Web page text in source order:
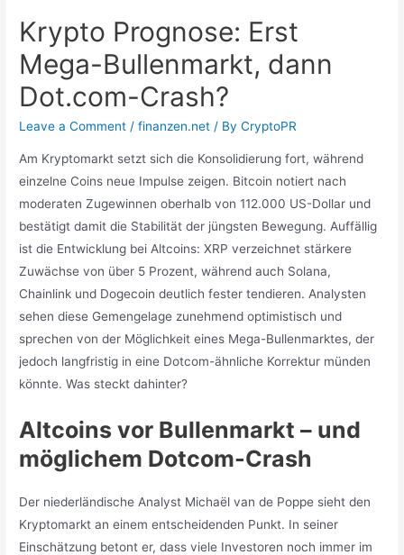
Krypto Prognose: Erst
Mega-Bullenmarkt, dann
Dot.com-Crash?
Leave a Comment /finanzen.net / ByCryptoPR
Am Kryptomarkt setzt sich die Konsolidierung fort, während
einzelne Coins neue Impulse zeigen. Bitcoin notiert nach
moderaten Zugewinnen oberhalb von 112.000 US-Dollar und
bestätigt damit die Stabilität der jüngsten Bewegung. Auffällig
ist die Entwicklung bei Altcoins: XRP verzeichnet stärkere
Zuwächse von über 5 Prozent, während auch Solana,
Chainlink und Dogecoin deutlich fester tendieren. Analysten
sehen diese Gemengelage zunehmend optimistisch und
sprechen von der Möglichkeit eines Mega-Bullenmarktes, der
jedoch langfristig in eine Dotcom-ähnliche Korrektur münden
könnte. Was steckt dahinter?
Altcoins vor Bullenmarkt – und
möglichem Dotcom-Crash
Der niederländische Analyst Michaël van de Poppe sieht den
Kryptomarkt an einem entscheidenden Punkt. In seiner
Einschätzung betont er, dass viele Investoren noch immer im